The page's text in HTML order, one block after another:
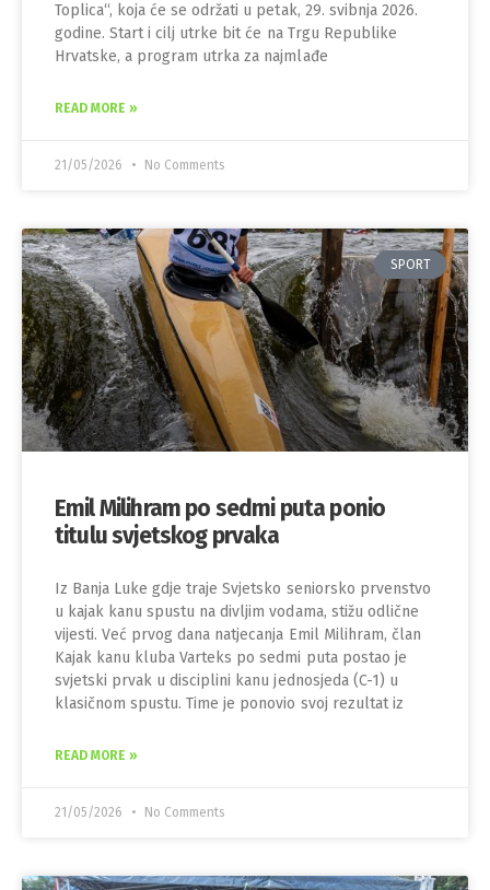
Toplica“, koja će se održati u petak, 29. svibnja 2026.
godine. Start i cilj utrke bit će na Trgu Republike
Hrvatske, a program utrka za najmlađe
READ MORE »
21/05/2026 No Comments
SPORT
Emil Milihram po sedmi puta ponio
titulu svjetskog prvaka
Iz Banja Luke gdje traje Svjetsko seniorsko prvenstvo
u kajak kanu spustu na divljim vodama, stižu odlične
vijesti. Već prvog dana natjecanja Emil Milihram, član
Kajak kanu kluba Varteks po sedmi puta postao je
svjetski prvak u disciplini kanu jednosjeda (C-1) u
klasičnom spustu. Time je ponovio svoj rezultat iz
READ MORE »
21/05/2026 No Comments